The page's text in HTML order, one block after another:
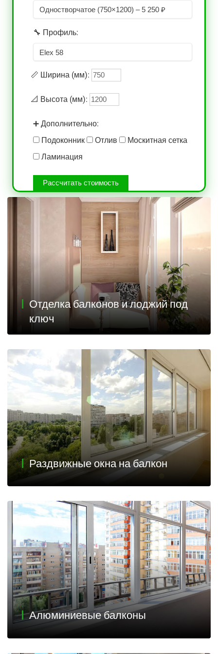
🔧 Профиль:
📏 Ширина (мм):
📐 Высота (мм):
➕ Дополнительно:
Подоконник
Отлив
Москитная сетка
Ламинация
Рассчитать стоимость
Отделка балконов и лоджий под
ключ
Раздвижные окна на балкон
Алюминиевые балконы